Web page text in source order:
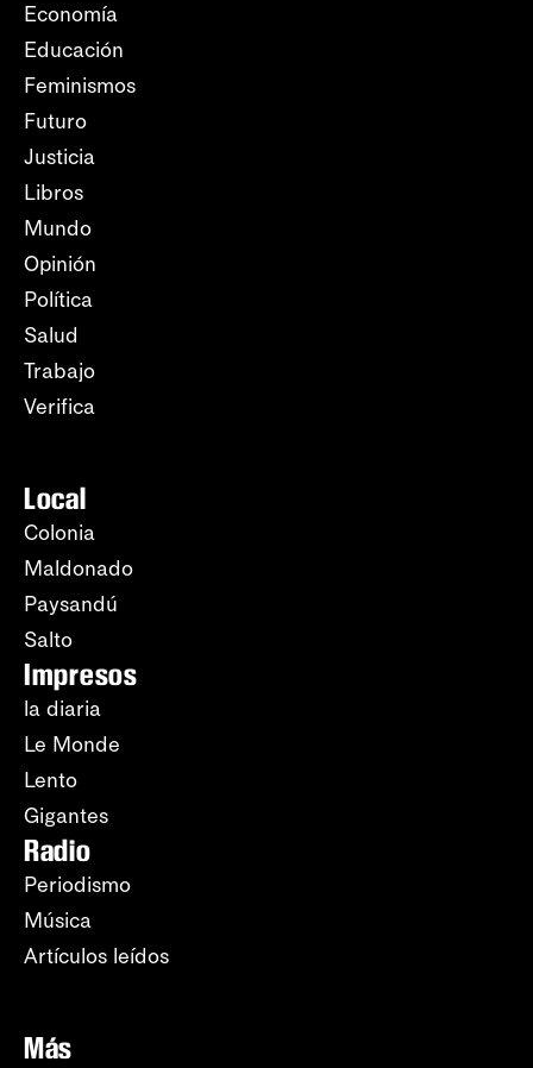
Economía
Educación
Feminismos
Futuro
Justicia
Libros
Mundo
Opinión
Política
Salud
Trabajo
Verifica
Local
Colonia
Maldonado
Paysandú
Salto
Impresos
la diaria
Le Monde
Lento
Gigantes
Radio
Periodismo
Música
Artículos leídos
Más